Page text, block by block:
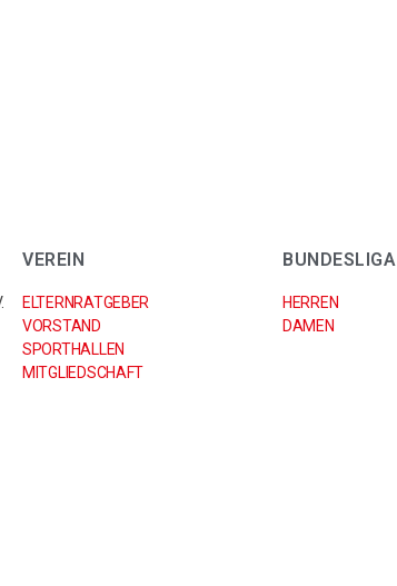
VEREIN
ELTERNRATGEBER
VORSTAND
SPORTHALLEN
MITGLIEDSCHAFT
BUNDESLIGA
HERREN
DAMEN